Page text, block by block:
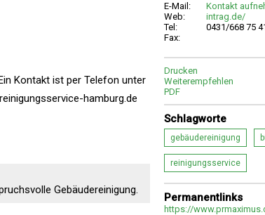
Kontakt ist per Telefon unter
hamburg.de
Gebäudereinigung.
E-Mail:
Kontakt
Web:
intrag.de/
Tel:
0431/668 75
Fax:
Drucken
Weiterempfehlen
PDF
Schlagworte
gebäudereinigung
reinigungsservice
Permanentlinks
https://